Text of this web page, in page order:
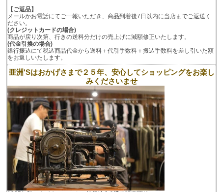
【ご返品】
メールかお電話にてご一報いただき、商品到着後7日以内に当店までご返送く
ださい。
(クレジットカードの場合)
商品が戻り次第、行きの送料分だけの売上げに減額修正いたします。
(代金引換の場合)
銀行振込にて税込商品代金から送料＋代引手数料＋振込手数料を差し引いた額
をお返しいたします。
亜洲'Sはおかげさまで２５年、安心してショッピングをお楽し
みくださいませ